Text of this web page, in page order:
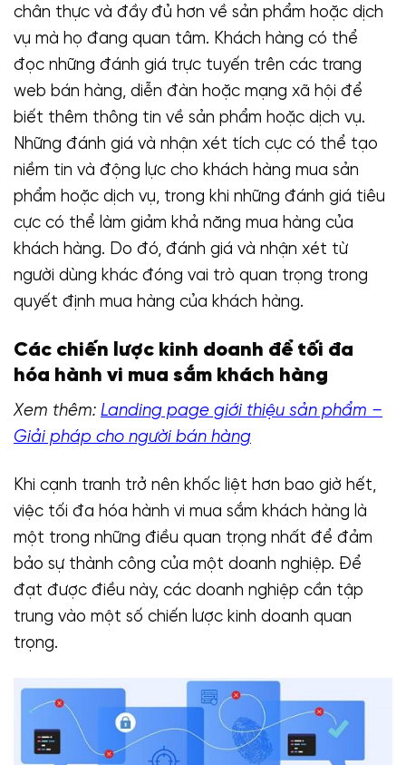
chân thực và đầy đủ hơn về sản phẩm hoặc dịch
vụ mà họ đang quan tâm. Khách hàng có thể
đọc những đánh giá trực tuyến trên các trang
web bán hàng, diễn đàn hoặc mạng xã hội để
biết thêm thông tin về sản phẩm hoặc dịch vụ.
Những đánh giá và nhận xét tích cực có thể tạo
niềm tin và động lực cho khách hàng mua sản
phẩm hoặc dịch vụ, trong khi những đánh giá tiêu
cực có thể làm giảm khả năng mua hàng của
khách hàng. Do đó, đánh giá và nhận xét từ
người dùng khác đóng vai trò quan trọng trong
quyết định mua hàng của khách hàng.
Các chiến lược kinh doanh để tối đa
hóa hành vi mua sắm khách hàng
Xem thêm: Landing page giới thiệu sản phẩm –
Giải pháp cho người bán hàng
Khi cạnh tranh trở nên khốc liệt hơn bao giờ hết,
việc tối đa hóa hành vi mua sắm khách hàng là
một trong những điều quan trọng nhất để đảm
bảo sự thành công của một doanh nghiệp. Để
đạt được điều này, các doanh nghiệp cần tập
trung vào một số chiến lược kinh doanh quan
trọng.